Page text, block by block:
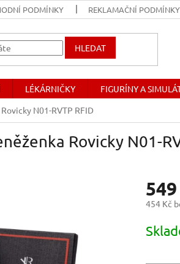
PODMÍNKY REKLAMAČNÍ PODMÍNKY
HLEDAT
LÉKÁRNIČKY FIGURÍNY A
N01-RVTP RFID
Rovicky N01-
454 Kč
cena: